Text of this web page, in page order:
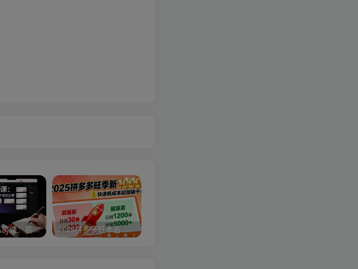
淘高客单私房课：高客单成交的3个核心基础，1个实操法宝 2025拼多多旺季新老店铺——快速低成本起量破千单